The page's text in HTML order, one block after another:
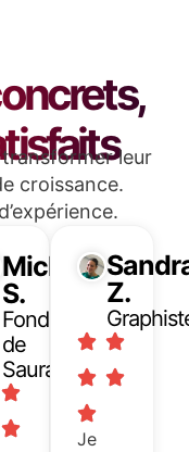
leur
croissance.
Michael
S.
Fondatrice
de
Sauralec
Z.
Je